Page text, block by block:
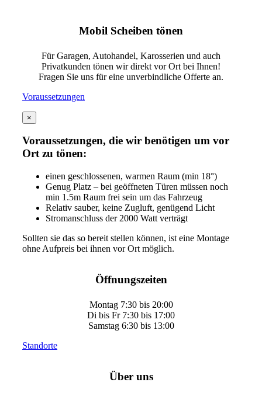
Mobil Scheiben tönen
Für Garagen, Autohandel, Karosserien und auch
Privatkunden tönen wir direkt vor Ort bei Ihnen!
Fragen Sie uns für eine unverbindliche Offerte an.
Voraussetzungen
×
Voraussetzungen, die wir benötigen um vor
Ort zu tönen:
einen geschlossenen, warmen Raum (min 18°)
Genug Platz – bei geöffneten Türen müssen noch
min 1.5m Raum frei sein um das Fahrzeug
Relativ sauber, keine Zugluft, genügend Licht
Stromanschluss der 2000 Watt verträgt
Sollten sie das so bereit stellen können, ist eine Montage
ohne Aufpreis bei ihnen vor Ort möglich.
Öffnungszeiten
Montag 7:30 bis 20:00
Di bis Fr 7:30 bis 17:00
Samstag 6:30 bis 13:00
Standorte
Über uns